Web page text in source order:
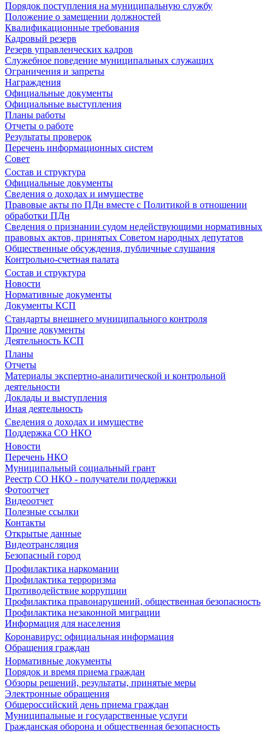
Порядок поступления на муниципальную службу
Положение о замещении должностей
Квалификационные требования
Кадровый резерв
Резерв управленческих кадров
Служебное поведение муниципальных служащих
Ограничения и запреты
Награждения
Официальные документы
Официальные выступления
Планы работы
Отчеты о работе
Результаты проверок
Перечень информационных систем
Совет
Состав и структура
Официальные документы
Сведения о доходах и имуществе
Правовые акты по ПДн вместе с Политикой в отношении
обработки ПДн
Сведения о признании судом недействующими нормативных
правовых актов, принятых Советом народных депутатов
Общественные обсуждения, публичные слушания
Контрольно-счетная палата
Состав и структура
Новости
Нормативные документы
Документы КСП
Стандарты внешнего муниципального контроля
Прочие документы
Деятельность КСП
Планы
Отчеты
Материалы экспертно-аналитической и контрольной
деятельности
Доклады и выступления
Иная деятельность
Сведения о доходах и имуществе
Поддержка СО НКО
Новости
Перечень НКО
Муниципальный социальный грант
Реестр СО НКО - получатели поддержки
Фотоотчет
Видеоотчет
Полезные ссылки
Контакты
Открытые данные
Видеотрансляция
Безопасный город
Профилактика наркомании
Профилактика терроризма
Противодействие коррупции
Профилактика правонарушений, общественная безопасность
Профилактика незаконной миграции
Информация для населения
Коронавирус: официальная информация
Обращения граждан
Нормативные документы
Порядок и время приема граждан
Обзоры решений, результаты, принятые меры
Электронные обращения
Общероссийский день приема граждан
Муниципальные и государственные услуги
Гражданская оборона и общественная безопасность